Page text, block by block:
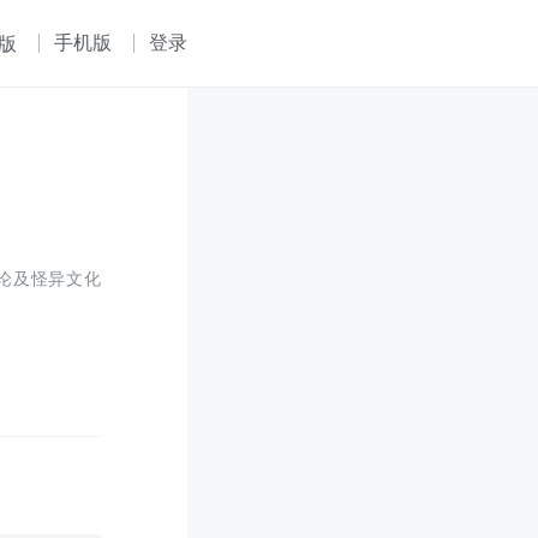
手机版 登录
及怪异文化